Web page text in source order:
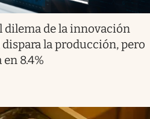
dilema de la innovación
la producción, pero
8.4%